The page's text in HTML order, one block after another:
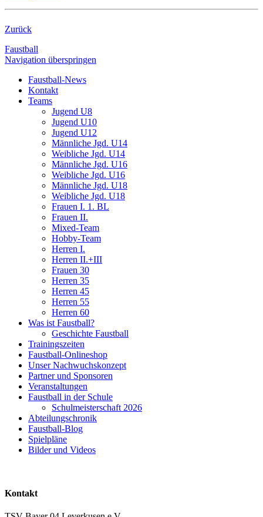
Zurück
Faustball
Navigation überspringen
Faustball-News
Kontakt
Teams
Jugend U8
Jugend U10
Jugend U12
Männliche Jgd. U14
Weibliche Jgd. U14
Männliche Jgd. U16
Weibliche Jgd. U16
Männliche Jgd. U18
Weibliche Jgd. U18
Frauen I. 1. BL
Frauen II.
Mixed-Team
Hobby-Team
Herren I.
Herren II.+III
Frauen 30
Herren 35
Herren 45
Herren 55
Herren 60
Was ist Faustball?
Geschichte Faustball
Trainingszeiten
Faustball-Onlineshop
Unser Nachwuchskonzept
Partner und Sponsoren
Veranstaltungen
Faustball in der Schule
Schulmeisterschaft 2026
Abteilungschronik
Faustball-Blog
Spielpläne
Bilder und Videos
Kontakt